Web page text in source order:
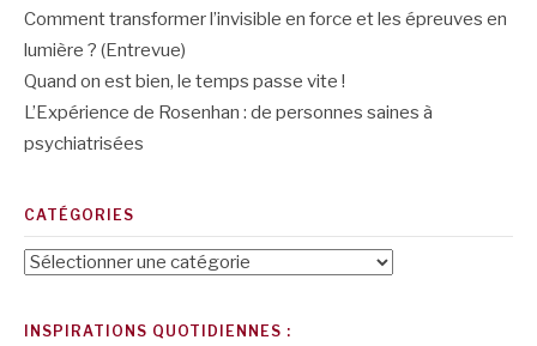
Comment transformer l’invisible en force et les épreuves en
lumière ? (Entrevue)
Quand on est bien, le temps passe vite !
L’Expérience de Rosenhan : de personnes saines à
psychiatrisées
CATÉGORIES
Catégories
INSPIRATIONS QUOTIDIENNES :